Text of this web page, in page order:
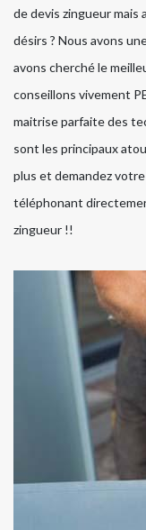
de devis zingueur mais
désirs ? Nous avons
avons cherché le
conseillons vivement
maitrise parfaite des
sont les principaux
plus et demandez
téléphonant
zingueur !!